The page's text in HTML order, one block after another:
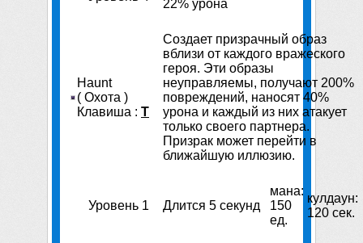
22% урона
Haunt
( Охота )
Клавиша : T
Создает призрачный образ
вблизи от каждого вражеского
героя. Эти образы
неуправляемы, получают 200%
повреждений, наносят 40%
урона и каждый из них атакует
только своего партнера.
Призрак может перейти в
ближайшую иллюзию.
Уровень 1 Длится 5 секунд
мана:
150
ед.
кулдаун:
120 сек.